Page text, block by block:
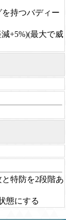
持つバディー
+5%)(最大で威
特防を2段階あ
態にする